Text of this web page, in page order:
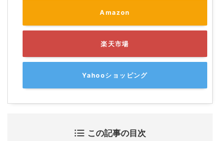
Amazon
楽天市場
Yahooショッピング
この記事の目次